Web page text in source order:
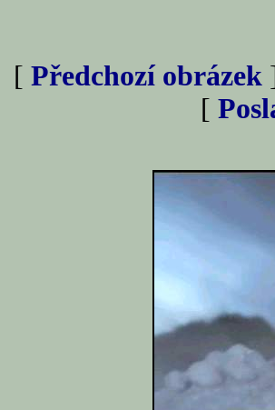
[ Předchozí obrázek
[